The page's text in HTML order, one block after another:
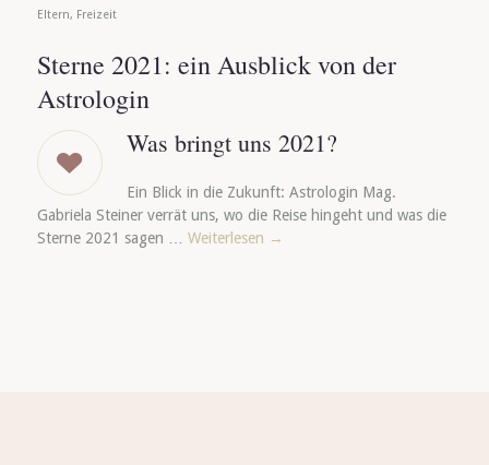
Eltern, Freizeit
Sterne 2021: ein Ausblick von der
Astrologin
Was bringt uns 2021?
Ein Blick in die Zukunft: Astrologin Mag.
Gabriela Steiner verrät uns, wo die Reise hingeht und was die
Sterne 2021 sagen … Weiterlesen →